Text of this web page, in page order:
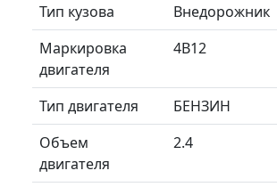
Тип кузова
Внедорожник
Маркировка
двигателя
4B12
Тип двигателя
БЕНЗИН
Объем
двигателя
2.4